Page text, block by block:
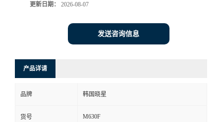
更新日期： 2026-08-07
发送咨询信息
产品详请
品牌 韩国晓星
货号 M630F